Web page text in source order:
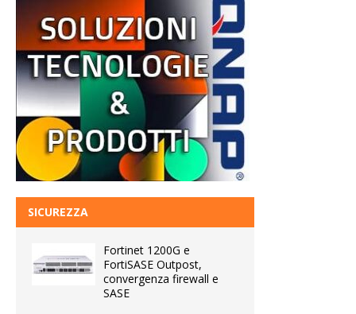
SICUREZZA
Fortinet 1200G e
FortiSASE Outpost,
convergenza firewall e
SASE